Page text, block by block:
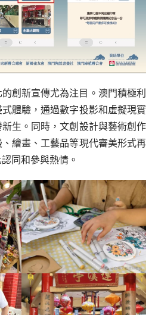
創新宣傳尤為注目。澳門積極利
體驗，通過數字投影和虛擬現實
生。同時，文創設計與藝術創作
繪畫、工藝品等現代審美形式再
同和參與熱情。